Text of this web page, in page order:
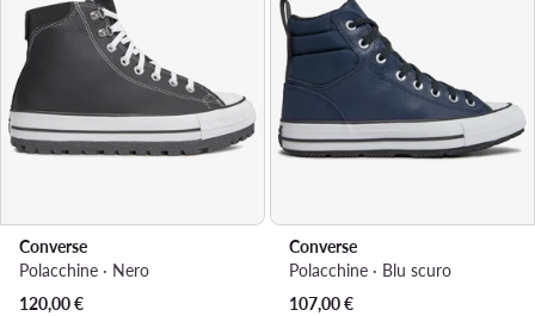
Converse
Polacchine · Nero
120,00€
Converse
Polacchine · Blu scuro
107,00€